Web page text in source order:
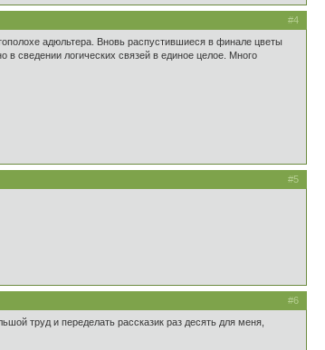
#4
адюльтера. Вновь распустившиеся в финале цветы
в сведении логических связей в единое целое. Много
#5
#6
труд и переделать рассказик раз десять для меня,